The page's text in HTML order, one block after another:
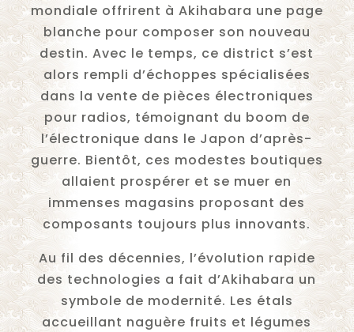
mondiale offrirent à Akihabara une page
blanche pour composer son nouveau
destin. Avec le temps, ce district s’est
alors rempli d’échoppes spécialisées
dans la vente de pièces électroniques
pour radios, témoignant du boom de
l’électronique dans le Japon d’après-
guerre. Bientôt, ces modestes boutiques
allaient prospérer et se muer en
immenses magasins proposant des
composants toujours plus innovants.
Au fil des décennies, l’évolution rapide
des technologies a fait d’Akihabara un
symbole de modernité. Les étals
accueillant naguère fruits et légumes